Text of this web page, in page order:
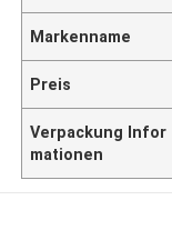
Markenname
Preis
Verpackung Infor
mationen